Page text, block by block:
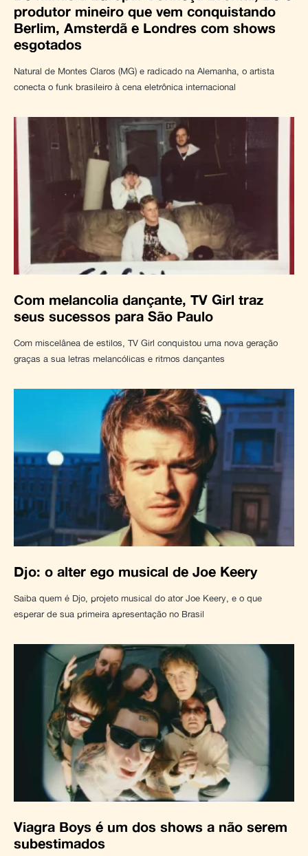
produtor mineiro que vem conquistando
Berlim, Amsterdã e Londres com shows
esgotados
Natural de Montes Claros (MG) e radicado na Alemanha, o artista
conecta o funk brasileiro à cena eletrônica internacional
Com melancolia dançante, TV Girl traz
seus sucessos para São Paulo
Com miscelânea de estilos, TV Girl conquistou uma nova geração
graças a sua letras melancólicas e ritmos dançantes
Djo: o alter ego musical de Joe Keery
Saiba quem é Djo, projeto musical do ator Joe Keery, e o que
esperar de sua primeira apresentação no Brasil
Viagra Boys é um dos shows a não serem
subestimados